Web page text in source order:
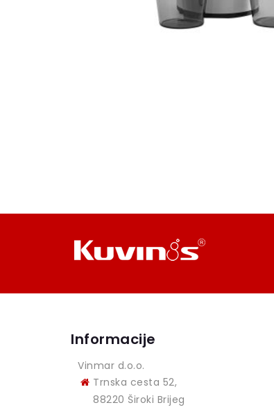
Informacije
Vinmar d.o.o.
Trnska cesta 52,
88220 Široki Brijeg